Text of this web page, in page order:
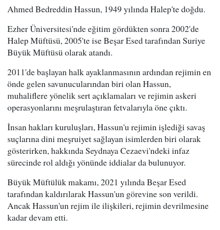
Ahmed Bedreddin Hassun, 1949 yılında Halep'te doğdu.
Ezher Üniversitesi'nde eğitim gördükten sonra 2002'de
Halep Müftüsü, 2005'te ise Beşar Esed tarafından Suriye
Büyük Müftüsü olarak atandı.
2011'de başlayan halk ayaklanmasının ardından rejimin en
önde gelen savunucularından biri olan Hassun,
muhaliflere yönelik sert açıklamaları ve rejimin askeri
operasyonlarını meşrulaştıran fetvalarıyla öne çıktı.
İnsan hakları kuruluşları, Hassun'u rejimin işlediği savaş
suçlarına dini meşruiyet sağlayan isimlerden biri olarak
gösterirken, hakkında Seydnaya Cezaevi'ndeki infaz
sürecinde rol aldığı yönünde iddialar da bulunuyor.
Büyük Müftülük makamı, 2021 yılında Beşar Esed
tarafından kaldırılarak Hassun'un görevine son verildi.
Ancak Hassun'un rejim ile ilişkileri, rejimin devrilmesine
kadar devam etti.